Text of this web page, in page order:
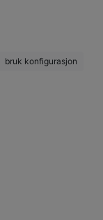
bruk konfigurasjon